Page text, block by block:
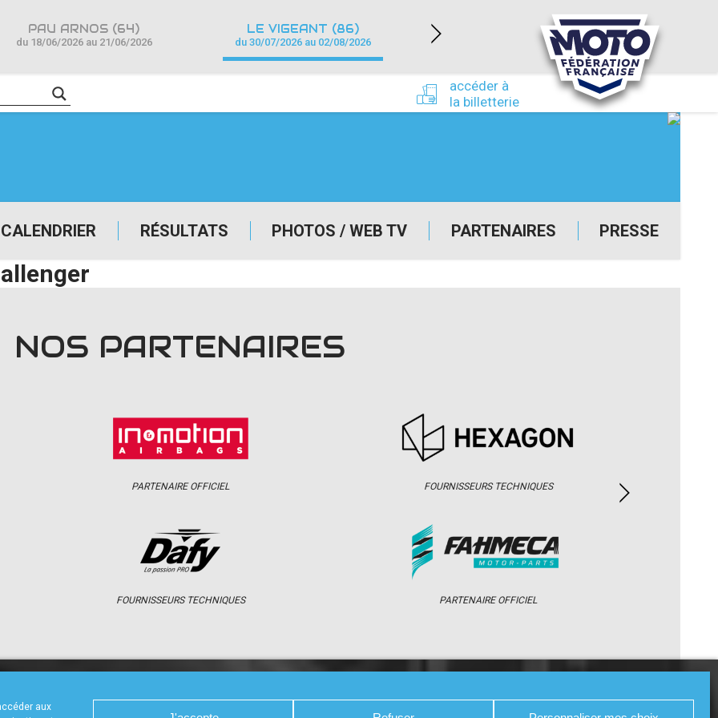
aux
CALENDRIER RÉSULTATS PHOTOS / WEB TV PARTENAIRES PRESSE
accéder à
la billetterie
PAU ARNOS (64)
du 18/06/2026 au 21/06/2026
LE VIGEANT (86)
du 30/07/2026 au 02/08/2026
NEVERS MAGNY-COURS (58)
du 24/09/2026 au 27/09/2026
NOS PARTENAIRES
PARTENAIRE OFFICIEL
FOURNISSEURS TECHNIQUES
FOURNISSEURS TECHNIQUES
PARTENAIRE OFFICIEL
CALENDRIER RÉSULTATS PHOTOS / WEB TV PARTENAIRES PRESSE